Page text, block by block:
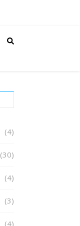
(4)
(30)
(4)
(3)
(4)